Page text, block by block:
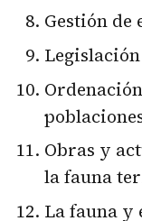
Gestión de
Obras y
la fauna
La fauna y